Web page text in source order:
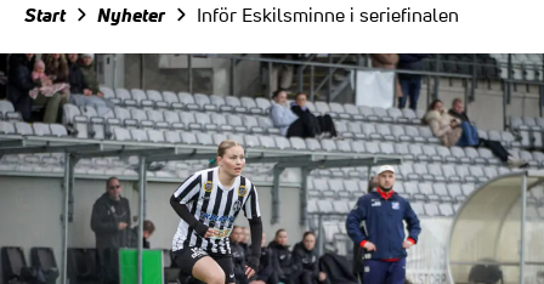
Start Nyheter Inför Eskilsminne i seriefinalen